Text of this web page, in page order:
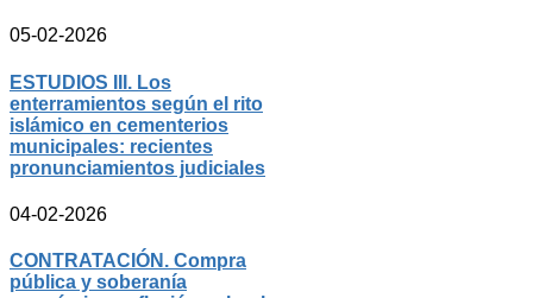
05-02-2026
ESTUDIOS III. Los
enterramientos según el rito
islámico en cementerios
municipales: recientes
pronunciamientos judiciales
04-02-2026
CONTRATACIÓN. Compra
pública y soberanía